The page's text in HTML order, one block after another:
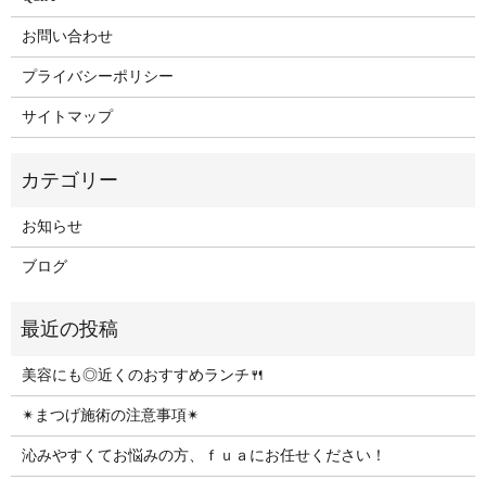
お問い合わせ
プライバシーポリシー
サイトマップ
お知らせ
ブログ
美容にも◎近くのおすすめランチ🍴
✴︎まつげ施術の注意事項✴︎
沁みやすくてお悩みの方、ｆｕａにお任せください！